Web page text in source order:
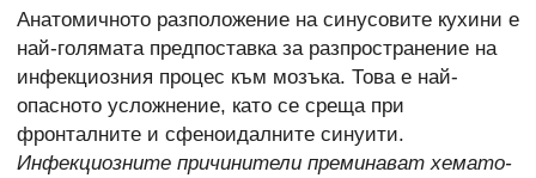
Анатомичното разположение на синусовите кухини е
най-голямата предпоставка за разпространение на
инфекциозния процес към мозъка. Това е най-
опасното усложнение, като се среща при
фронталните и сфеноидалните синуити.
Инфекциозните причинители преминават хемато-